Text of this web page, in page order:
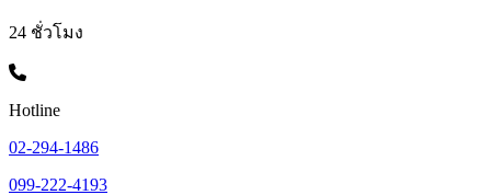
24 ชั่วโมง
Hotline
02-294-1486
099-222-4193